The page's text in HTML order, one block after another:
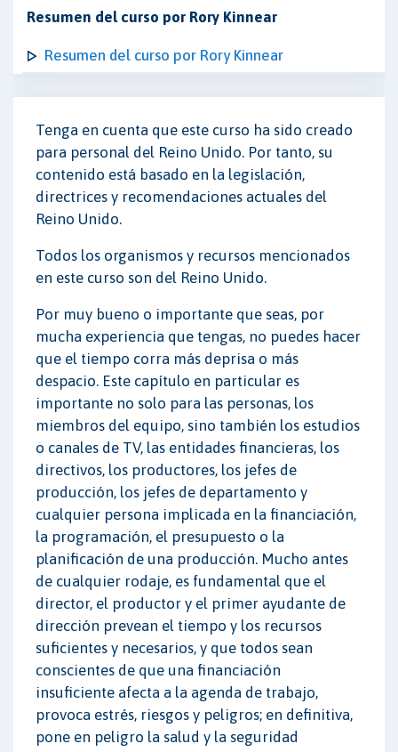
Resumen del curso por Rory Kinnear
Resumen del curso por Rory Kinnear
Tenga en cuenta que este curso ha sido creado
para personal del Reino Unido. Por tanto, su
contenido está basado en la legislación,
directrices y recomendaciones actuales del
Reino Unido.
Todos los organismos y recursos mencionados
en este curso son del Reino Unido.
Por muy bueno o importante que seas, por
mucha experiencia que tengas, no puedes hacer
que el tiempo corra más deprisa o más
despacio. Este capítulo en particular es
importante no solo para las personas, los
miembros del equipo, sino también los estudios
o canales de TV, las entidades financieras, los
directivos, los productores, los jefes de
producción, los jefes de departamento y
cualquier persona implicada en la financiación,
la programación, el presupuesto o la
planificación de una producción. Mucho antes
de cualquier rodaje, es fundamental que el
director, el productor y el primer ayudante de
dirección prevean el tiempo y los recursos
suficientes y necesarios, y que todos sean
conscientes de que una financiación
insuficiente afecta a la agenda de trabajo,
provoca estrés, riesgos y peligros; en definitiva,
pone en peligro la salud y la seguridad